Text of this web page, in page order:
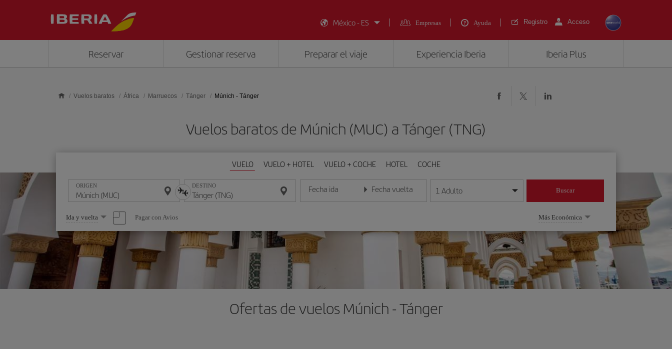
México - ES
Empresas Ayuda Registro Acceso
Reservar Gestionar reserva Preparar el viaje Experiencia Iberia Iberia Plus
Vuelos baratos África Marruecos Tánger Múnich - Tánger
Vuelos baratos de Múnich (MUC) a Tánger (TNG)
VUELO VUELO + HOTEL VUELO + COCHE HOTEL COCHE
ORIGEN DESTINO Fecha ida
Introduce la fecha en formato día/mes/año
Fecha vuelta
Introduce la fecha en formato día/mes/año
1 Adulto Buscar
Seleccione
una
opción
Ida y vuelta Pagar con Avios Más Económica
Ofertas de vuelos Múnich - Tánger